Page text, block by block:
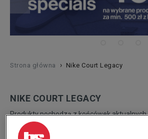
Strona główna › Nike Court Legacy
NIKE COURT LEGACY
Produkty pochodzą z końcówek aktualnych
kolekcji, ubiegłych sezonów lub z ekspozycji.
Szczegóły.